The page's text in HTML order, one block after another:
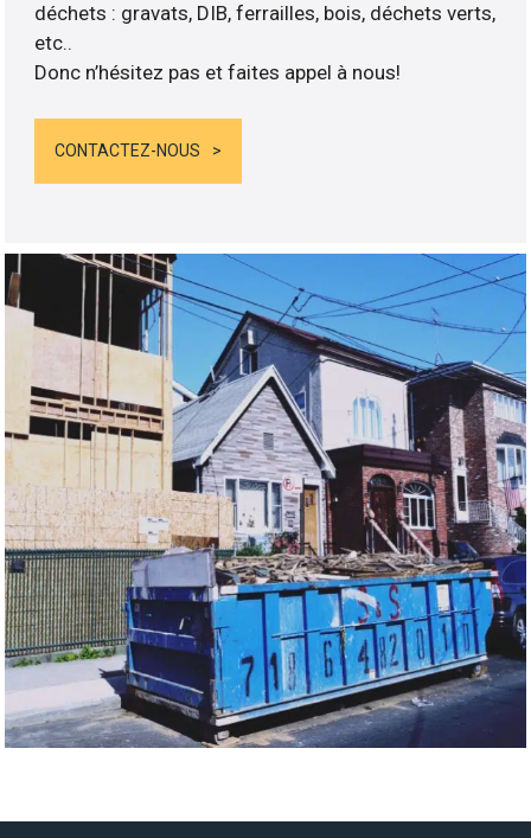
déchets : gravats, DIB, ferrailles, bois, déchets verts,
etc..
Donc n’hésitez pas et faites appel à nous!
CONTACTEZ-NOUS